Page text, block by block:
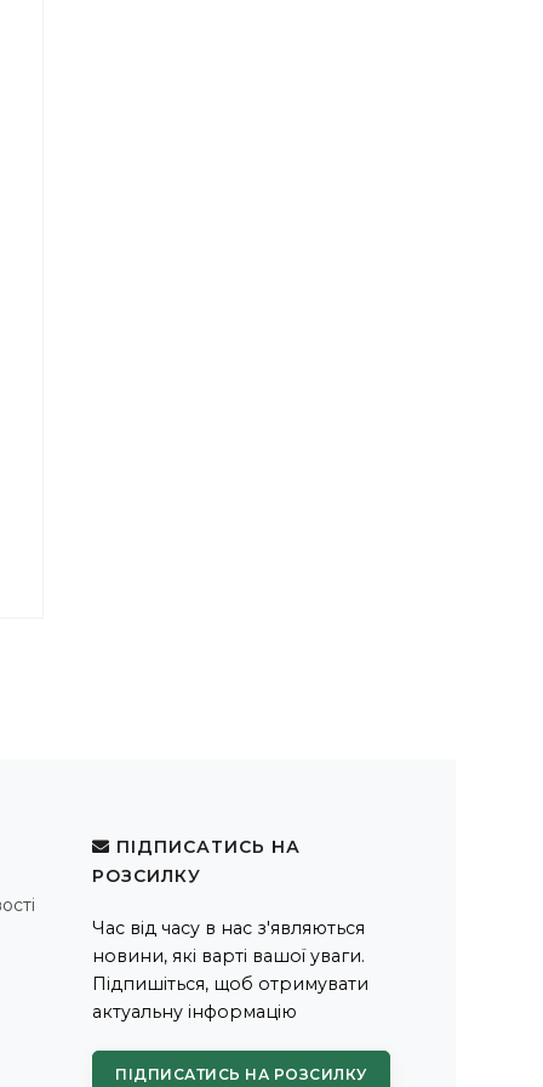
ПІДПИСАТИСЬ НА
РОЗСИЛКУ
Час від часу в нас з'являються
новини, які варті вашої уваги.
Підпишіться, щоб отримувати
актуальну інформацію
ПІДПИСАТИСЬ НА РОЗСИЛКУ